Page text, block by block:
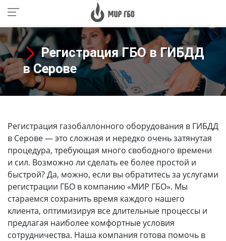
Регистрация ГБО в ГИБДД
в Серове
Регистрация газобаллонного оборудования в ГИБДД
в Серове— это сложная и нередко очень затянутая
процедура, требующая много свободного времени
и сил. Возможно ли сделать ее более простой и
быстрой? Да, можно, если вы обратитесь за услугами
регистрации ГБО в компанию «МИР ГБО». Мы
стараемся сохранить время каждого нашего
клиента, оптимизируя все длительные процессы и
предлагая наиболее комфортные условия
сотрудничества. Наша компания готова помочь в